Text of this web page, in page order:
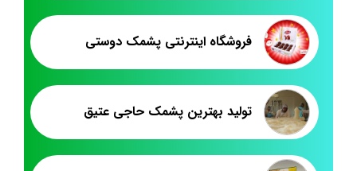
فروشگاه اینترنتی پشمک دوستی
تولید بهترین پشمک حاجی عتیق